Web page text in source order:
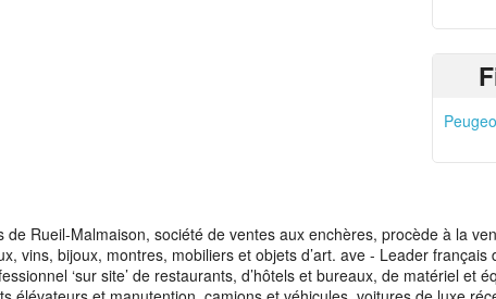
Rueil-Malmaison, société de ventes aux enchères, procède à la
vins, bijoux, montres, mobiliers et objets d’art. ave - Leader
‘sur site’ de restaurants, d’hôtels et bureaux, de matériel et